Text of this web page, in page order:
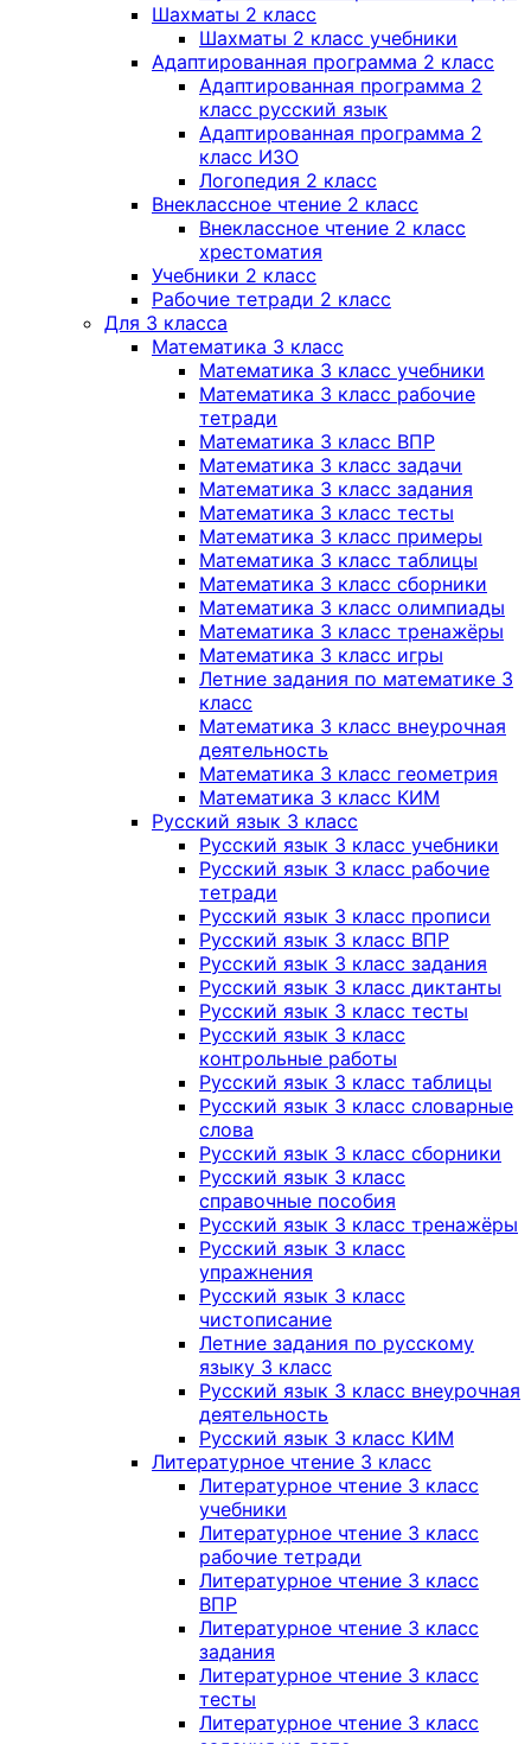
Шахматы 2 класс
Шахматы 2 класс учебники
Адаптированная программа 2 класс
Адаптированная программа 2
класс русский язык
Адаптированная программа 2
класс ИЗО
Логопедия 2 класс
Внеклассное чтение 2 класс
Внеклассное чтение 2 класс
хрестоматия
Учебники 2 класс
Рабочие тетради 2 класс
Для 3 класса
Математика 3 класс
Математика 3 класс учебники
Математика 3 класс рабочие
тетради
Математика 3 класс ВПР
Математика 3 класс задачи
Математика 3 класс задания
Математика 3 класс тесты
Математика 3 класс примеры
Математика 3 класс таблицы
Математика 3 класс сборники
Математика 3 класс олимпиады
Математика 3 класс тренажёры
Математика 3 класс игры
Летние задания по математике 3
класс
Математика 3 класс внеурочная
деятельность
Математика 3 класс геометрия
Математика 3 класс КИМ
Русский язык 3 класс
Русский язык 3 класс учебники
Русский язык 3 класс рабочие
тетради
Русский язык 3 класс прописи
Русский язык 3 класс ВПР
Русский язык 3 класс задания
Русский язык 3 класс диктанты
Русский язык 3 класс тесты
Русский язык 3 класс
контрольные работы
Русский язык 3 класс таблицы
Русский язык 3 класс словарные
слова
Русский язык 3 класс сборники
Русский язык 3 класс
справочные пособия
Русский язык 3 класс тренажёры
Русский язык 3 класс
упражнения
Русский язык 3 класс
чистописание
Летние задания по русскому
языку 3 класс
Русский язык 3 класс внеурочная
деятельность
Русский язык 3 класс КИМ
Литературное чтение 3 класс
Литературное чтение 3 класс
учебники
Литературное чтение 3 класс
рабочие тетради
Литературное чтение 3 класс
ВПР
Литературное чтение 3 класс
задания
Литературное чтение 3 класс
тесты
Литературное чтение 3 класс